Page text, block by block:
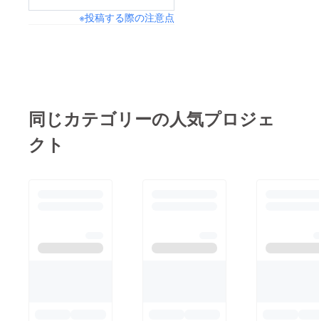
※投稿する際の注意点
同じカテゴリーの人気プロジェ
クト